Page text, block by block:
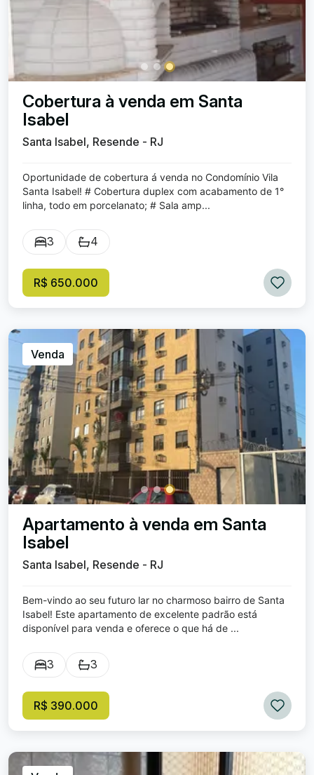
Cobertura à venda em Santa
Isabel
Santa Isabel, Resende - RJ
Oportunidade de cobertura á venda no Condomínio Vila
Santa Isabel! # Cobertura duplex com acabamento de 1°
linha, todo em porcelanato; # Sala amp...
3 4
R$ 650.000
Venda
Apartamento à venda em Santa
Isabel
Santa Isabel, Resende - RJ
Bem-vindo ao seu futuro lar no charmoso bairro de Santa
Isabel! Este apartamento de excelente padrão está
disponível para venda e oferece o que há de ...
3 3
R$ 390.000